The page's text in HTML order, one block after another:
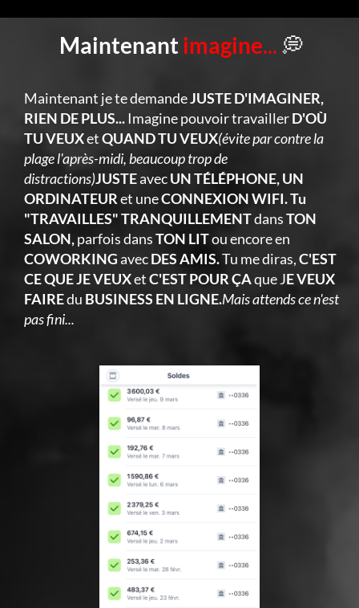
Maintenant imagine... 💭
Maintenant je te demandeJUSTE D'IMAGINER,
RIEN DE PLUS... Imagine pouvoir travaillerD'OÙ
TU VEUXetQUAND TU VEUX(évite par contre la
plage l'après-midi, beaucoup trop de
distractions)JUSTEavecUN TÉLÉPHONE, UN
ORDINATEURet uneCONNEXION WIFI. Tu
"TRAVAILLES" TRANQUILLEMENTdansTON
SALON,parfois dansTON LITou encore en
COWORKINGavecDES AMIS.Tu me diras,C'EST
CE QUE JE VEUXetC'EST POUR ÇAque JE VEUX
FAIREdu BUSINESS EN LIGNE.Mais attends ce n'est
pas fini...